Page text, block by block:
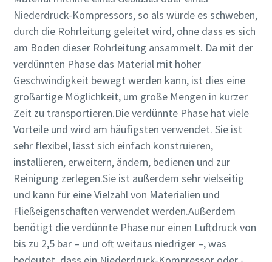
10 Schritte hin zu einer umweltfreundlichen
und effizienteren Produktion
CO2-Reduzierung für eine umweltfreundliche Produktion
– alles, was Sie wissen müssen
Erfahren Sie mehr
Niederdruck-Kompressors, so als würde es schweben,
durch die Rohrleitung geleitet wird, ohne dass es sich
am Boden dieser Rohrleitung ansammelt. Da mit der
verdünnten Phase das Material mit hoher
Geschwindigkeit bewegt werden kann, ist dies eine
großartige Möglichkeit, um große Mengen in kurzer
Zeit zu transportieren.Die verdünnte Phase hat viele
Vorteile und wird am häufigsten verwendet. Sie ist
sehr flexibel, lässt sich einfach konstruieren,
installieren, erweitern, ändern, bedienen und zur
Reinigung zerlegen.Sie ist außerdem sehr vielseitig
und kann für eine Vielzahl von Materialien und
Fließeigenschaften verwendet werden.Außerdem
benötigt die verdünnte Phase nur einen Luftdruck von
bis zu 2,5 bar – und oft weitaus niedriger –, was